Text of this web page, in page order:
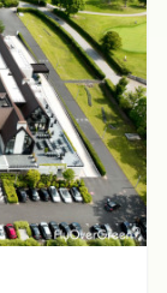
Close